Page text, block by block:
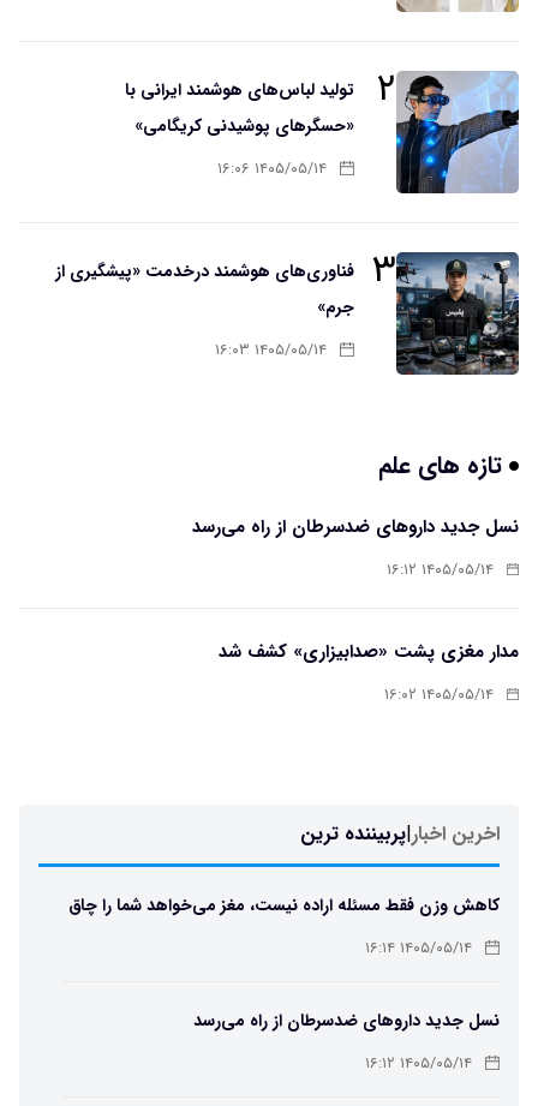
۲
تولید لباس‌های هوشمند ایرانی با
«حسگرهای پوشیدنی کریگامی»
۱۴۰۵/۰۵/۱۴ ۱۶:۰۶
۳
فناوری‌های هوشمند درخدمت «پیشگیری از
جرم»
۱۴۰۵/۰۵/۱۴ ۱۶:۰۳
تازه های علم
نسل جدید داروهای ضدسرطان از راه می‌رسد
۱۴۰۵/۰۵/۱۴ ۱۶:۱۲
مدار مغزی پشت «صدابیزاری» کشف شد
۱۴۰۵/۰۵/۱۴ ۱۶:۰۲
اخرین اخبار|پربیننده ترین
کاهش وزن فقط مسئله اراده نیست، مغز می‌خواهد شما را چاق
نگه دارد۱۴۰۵/۰۵/۱۴ ۱۶:۱۴
نسل جدید داروهای ضدسرطان از راه می‌رسد
۱۴۰۵/۰۵/۱۴ ۱۶:۱۲